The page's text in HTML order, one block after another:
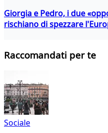
Giorgia e Pedro, i due
rischiano di spezzare
Raccomandati per te
Sociale